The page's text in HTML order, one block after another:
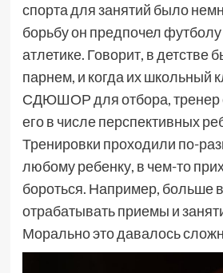
спорта для занятий было
борьбу он предпочел футболу
атлетике. Говорит, в детстве
парнем, и когда их школьный
СДЮШОР для отбора, тренер
его в числе перспективных
Тренировки проходили по-
любому ребенку, в чем-то
бороться. Например, больше
отрабатывать приемы и
Морально это давалось